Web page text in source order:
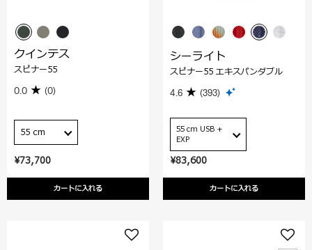
¥73,700
カートに入れる
クインテス
スピナー55
0.0 (0)
55 cm
¥83,600
カートに入れる
シーライト
スピナー55 エキスパンダブル
4.6 (393)
55 cm USB +
EXP